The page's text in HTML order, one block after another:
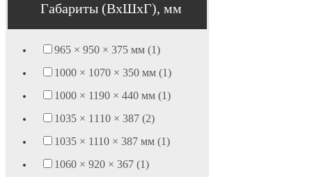
Габариты (ВхШхГ), мм
965 × 950 × 375 мм (1)
1000 × 1070 × 350 мм (1)
1000 × 1190 × 440 мм (1)
1035 × 1110 × 387 (2)
1035 × 1110 × 387 мм (1)
1060 × 920 × 367 (1)